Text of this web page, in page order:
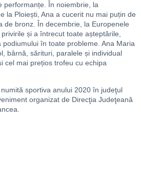
performanțe. În noiembrie, la
la Ploiești, Ana a cucerit nu mai puțin de
de bronz. În decembrie, la Europenele
și a întrecut toate așteptările,
în toate probleme. Ana Maria
bârnă, sărituri, paralele și individual
cel mai prețios trofeu cu echipa
sportiva anului 2020 în judeţul
organizat de Direcţia Judeţeană